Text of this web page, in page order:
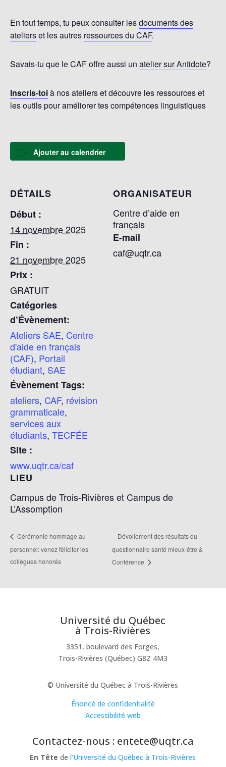
En tout temps, tu peux consulter lesdocuments des
atelierset les autres ressources du CAF.
Savais-tu que le CAF offre aussi un atelier sur Antidote?
Inscris-toià nos ateliers et découvre les ressources et
les outils pour améliorer tes compétences linguistiques
Ajouter au calendrier
DÉTAILS
Début :
14 novembre 2025
Fin :
21 novembre 2025
Prix :
GRATUIT
Catégories
d’Évènement:
Ateliers SAE, Centre
d'aide en français
(CAF), Portail
étudiant, SAE
Évènement Tags:
ateliers, CAF, révision
grammaticale,
services aux
étudiants, TECFÉE
Site :
www.uqtr.ca/caf
LIEU
Campus de Trois-Rivières et Campus de
L’Assomption
ORGANISATEUR
Centre d’aide en
français
E-mail
caf@uqtr.ca
Cérémonie hommage au
personnel: venez féliciter les
collègues honorés
Dévoilement des résultats du
questionnaire santé mieux-être &
Conférence
Université du Québec
à Trois-Rivières
3351, boulevard des Forges,
Trois-Rivières (Québec) G8Z 4M3
© Université du Québec à Trois-Rivières
Énoncé de confidentialité
Accessibilité web
Contactez-nous : entete@uqtr.ca
En Tête del’Université du Québec à Trois-Rivières